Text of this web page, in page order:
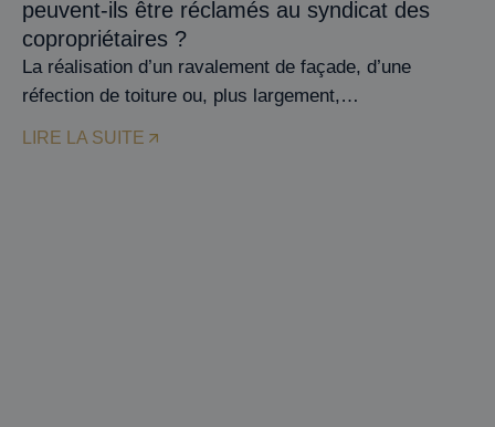
peuvent-ils être réclamés au syndicat des
copropriétaires ?
La réalisation d’un ravalement de façade, d’une
réfection de toiture ou, plus largement,…
LIRE LA SUITE